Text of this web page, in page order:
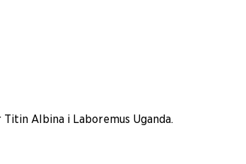
Albina i Laboremus Uganda.